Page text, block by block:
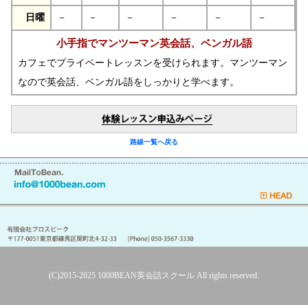
日曜 － － － － － －
小手指でマンツーマン英会話、ベンガル語
カフェでプライベートレッスンを受けられます。マンツーマン
なので英会話、ベンガル語をしっかりと学べます。
路線一覧へ戻る
(C)2015-2025 1000BEAN英会話スクール All rights reserved.